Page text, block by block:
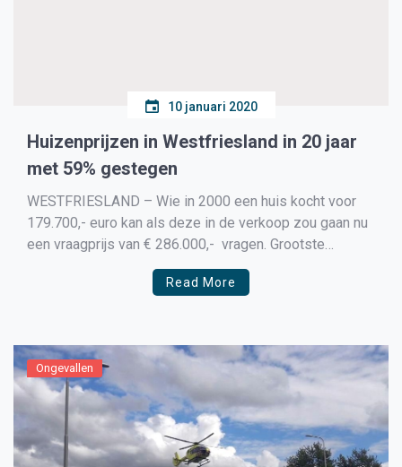
10 januari 2020
Huizenprijzen in Westfriesland in 20 jaar
met 59% gestegen
WESTFRIESLAND – Wie in 2000 een huis kocht voor
179.700,- euro kan als deze in de verkoop zou gaan nu
een vraagprijs van € 286.000,- vragen. Grootste
veroorzaker van de stijging is de lage hypotheekrente
en dat je op basis van twee inkomens een hypotheek
Read More
Ongevallen